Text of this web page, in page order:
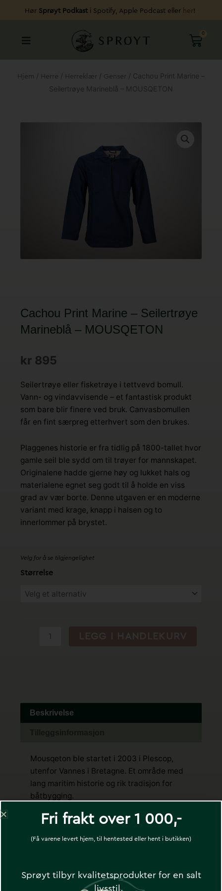
innholdet
Hør Sprøyt Podkast i Spotify, Apple Podcast eller her!
0
Hjem / Herre / Herreklær / Genser / Cachou Print Marine –
Seilertrøye Marineblå – MOUSQETON
Cachou Print Marine – Seilertrøye
Marineblå – MOUSQETON
kr 895
Seilertrøye eller fisketrøye i tettvevd bomull.
Vann- og vindavvisende – et fantastisk produkt
som bare blir finere ved bruk. Canvasbomullen
får en fint særpreg etterhvert som den brukes.
Plaggenes historie er fra tidlig på 1800-tallet hvor
gamle seil ble sydd om til trøyer for mannskapet.
Originalene hadde gjerne høy og lukket hals og
materialene egnet seg godt til å holde en viss
grad av vær borte. Denne utgaven er en moderne
variant med krage, knapp i halsen og to
innerlommer på brystet.
Velg for å se tilgjengelighet
Størrelse
Cachou
Marine
Marineblå
Beskrivelse
Mousqeton ble startet i 2003 i Plescop,
utenfor Vannes i Bretagne. Et område med
lang maritim historie og rik tradisjon for
båtbygging.
Mousqeton er kjent for sin tradisjonsrike
Fri frakt over 1 000,-
(Få varene levert hjem, til hentested eller hent i butikken)
Sprøyt tilbyr kvalitetsprodukter for en salt
livsstil.